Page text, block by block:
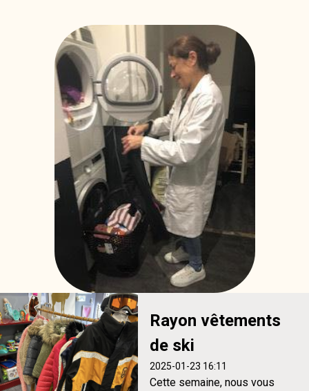
Rayon vêtements
de ski
2025-01-23 16:11
Cette semaine, nous vous